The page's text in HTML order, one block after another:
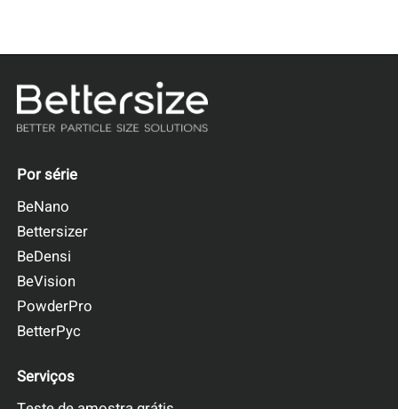
Por série
BeNano
Bettersizer
BeDensi
BeVision
PowderPro
BetterPyc
Serviços